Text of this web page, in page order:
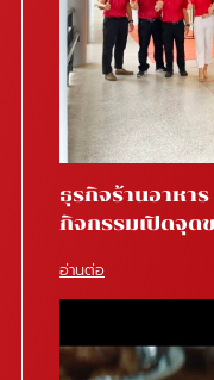
ธุรกิจร้านอาหา
กิจกรรมเปิดจุด
อ่านต่อ